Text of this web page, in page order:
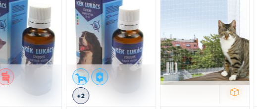
1,2%, nyersrost 0,4%, nedvességtartalom 84%,
300NE, D3-vitamin (3a671) 65NE, E-vitamin
vas (3b106) 2,4 mg, mangán (3b504) 0,7 mg, jód
+2